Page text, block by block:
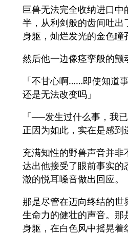
巨兽无法完全收纳进口中
半，从利剑般的齿间吐出
身躯，灿烂发光的金色瞳
然后他一边像痉挛般的颤
「不甘心啊……即使知道
还是无法改变吗」
「──发生过什么事，我
正因为如此，实在是感到
充满知性的野兽声音并非
达出他接受了眼前事实的
澈的悦耳嗓音做出回应。
那是尽管在迈向终结的世
生命力的健壮的声音。那
身躯，在白色风中摇晃着